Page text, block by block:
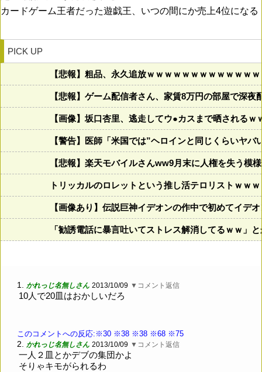
カードゲーム王者だった遊戯王、いつの間にか売上4位になる
PICK UP
【悲報】粗品、永久追放ｗｗｗｗｗｗｗｗｗｗｗｗ
【悲報】ゲーム配信者さん、家賃8万円の部屋で深
【画像】坂口杏里、逃走してウ●カスまで晒されるｗ
【警告】医師「米国では”ヘロインと同じくらいヤ
【悲報】楽天モバイルさんww9月末に人権を失う模
トリッカルのロレットという推し活テロリストｗｗ
【画像あり】伝説巨神イデオンの作中で初めてイ
「勧誘電話に暴言吐いてストレス解消してるｗｗ」
1. かれっじ名無しさん 2013/10/09 ▼コメント返信
10人で20皿はおかしいだろ
このコメントへの反応:※30 ※38 ※38 ※68 ※75
2. かれっじ名無しさん 2013/10/09 ▼コメント返信
一人２皿とかデブの集団かよ
そりゃキモがられるわ